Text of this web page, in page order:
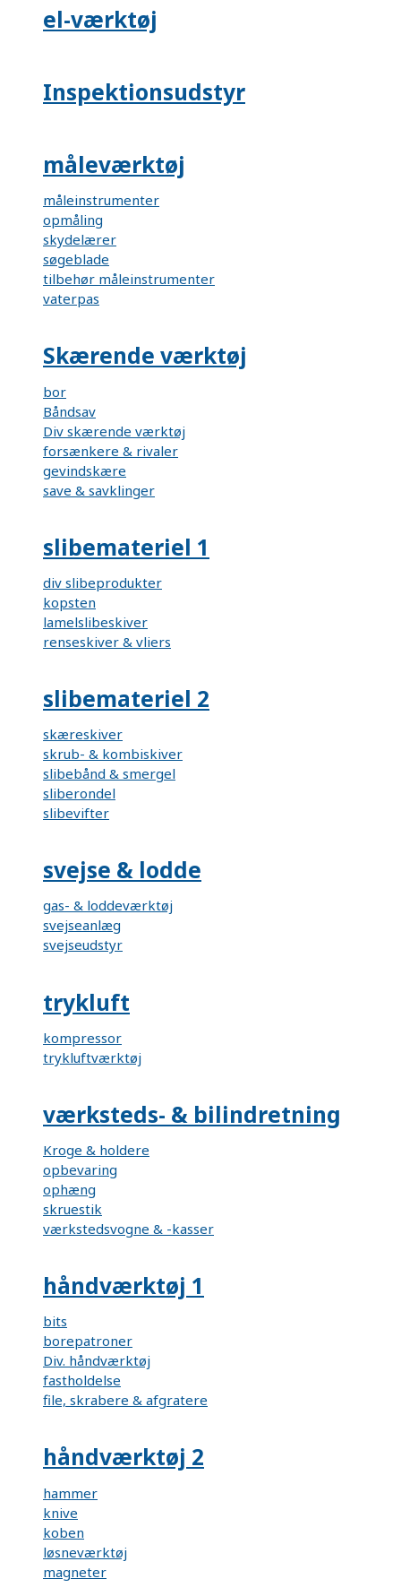
el-værktøj
Inspektionsudstyr
måleværktøj
måleinstrumenter
opmåling
skydelærer
søgeblade
tilbehør måleinstrumenter
vaterpas
Skærende værktøj
bor
Båndsav
Div skærende værktøj
forsænkere & rivaler
gevindskære
save & savklinger
slibemateriel 1
div slibeprodukter
kopsten
lamelslibeskiver
renseskiver & vliers
slibemateriel 2
skæreskiver
skrub- & kombiskiver
slibebånd & smergel
sliberondel
slibevifter
svejse & lodde
gas- & loddeværktøj
svejseanlæg
svejseudstyr
trykluft
kompressor
trykluftværktøj
værksteds- & bilindretning
Kroge & holdere
opbevaring
ophæng
skruestik
værkstedsvogne & -kasser
håndværktøj 1
bits
borepatroner
Div. håndværktøj
fastholdelse
file, skrabere & afgratere
håndværktøj 2
hammer
knive
koben
løsneværktøj
magneter